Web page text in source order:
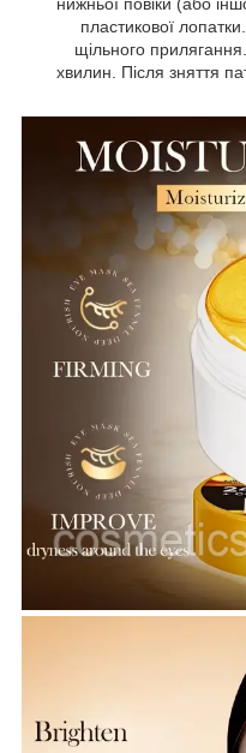
пластикової
щільного
хвилин. Після зняття